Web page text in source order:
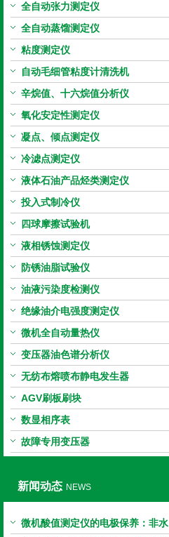
全自动张力测定仪
全自动蒸馏测定仪
粘度测定仪
自动毛细管粘度计清洗机
辛烷值、十六烷值分析仪
氧化安定性测定仪
凝点、倾点测定仪
冷滤点测定仪
液体石油产品烃类测定仪
投入式制冷仪
四球摩擦试验机
液相锈蚀测定仪
防锈油脂试验仪
油液污染度检测仪
绝缘油介电强度测定仪
微机全自动量热仪
变压器油色谱分析仪
无纺布熔喷布静电发生器
AGV刷板刷块
数显相序表
故障专用变压器
新闻动态 NEWS
微机酸值测定仪的电极保养：非水